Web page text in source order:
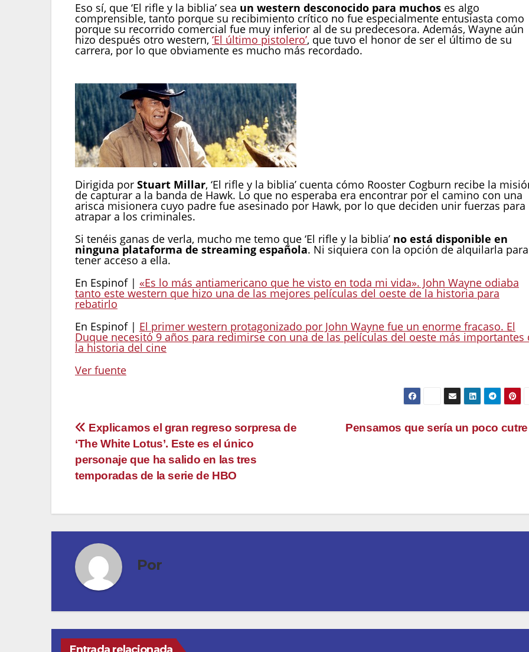
Eso sí, que ‘El rifle y la biblia’ sea un western desconocido para muchos es algo
comprensible, tanto porque su recibimiento crítico no fue especialmente entusiasta como
porque su recorrido comercial fue muy inferior al de su predecesora. Además, Wayne aún
hizo después otro western, ‘El último pistolero’, que tuvo el honor de ser el último de su
carrera, por lo que obviamente es mucho más recordado.
Dirigida por Stuart Millar, ‘El rifle y la biblia’ cuenta cómo Rooster Cogburn recibe la
de capturar a la banda de Hawk. Lo que no esperaba era encontrar por el camino con una
arisca misionera cuyo padre fue asesinado por Hawk, por lo que deciden unir fuerzas para
atrapar a los criminales.
Si tenéis ganas de verla, mucho me temo que ‘El rifle y la biblia’ no está disponible en
ninguna plataforma de streaming española. Ni siquiera con la opción de alquilarla para
tener acceso a ella.
En Espinof | «Es lo más antiamericano que he visto en toda mi vida». John Wayne odiaba
tanto este western que hizo una de las mejores películas del oeste de la historia para
rebatirlo
En Espinof | El primer western protagonizado por John Wayne fue un enorme fracaso. El
Duque necesitó 9 años para redimirse con una de las películas del oeste más importantes
la historia del cine
Ver fuente
Navegación
de
entradas
Pensamos que sería un poco
Explicamos el gran regreso sorpresa de
‘The White Lotus’. Este es el único
personaje que ha salido en las tres
temporadas de la serie de HBO
Por